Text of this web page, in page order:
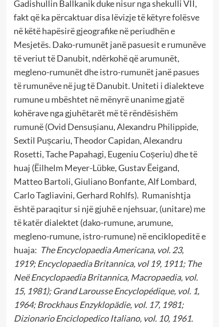
Gadishullin Ballkanik duke nisur nga shekulli VII,
fakt që ka përcaktuar disa lëvizje të këtyre folësve
në këtë hapësirë gjeografike në periudhën e
Mesjetës. Dako-rumunët janë pasuesit e rumunëve
të veriut të Danubit, ndërkohë që arumunët,
megleno-rumunët dhe istro-rumunët janë pasues
të rumunëve në jug të Danubit. Uniteti i dialekteve
rumune u mbështet në mënyrë unanime gjatë
kohërave nga gjuhëtarët më të rëndësishëm
rumunë (Ovid Densușianu, Alexandru Philippide,
Sextil Pușcariu, Theodor Capidan, Alexandru
Rosetti, Tache Papahagi, Eugeniu Coșeriu) dhe të
huaj (Ëilhelm Meyer-Lübke, Gustav Ëeigand,
Matteo Bartoli, Giuliano Bonfante, Alf Lombard,
Carlo Tagliavini, Gerhard Rohlfs). Rumanishtja
është paraqitur si një gjuhë e njehsuar, (unitare) me
të katër dialektet (dako-rumune, arumune,
megleno-rumune, istro-rumune) në enciklopeditë e
huaja: The Encyclopaedia Americana, vol. 23,
1919; Encyclopaedia Britannica, vol 19, 1911; The
Neë Encyclopaedia Britannica, Macropaedia, vol.
15, 1981); Grand Larousse Encyclopédique, vol. 1,
1964; Brockhaus Enzyklopädie, vol. 17, 1981;
Dizionario Enciclopedico Italiano, vol. 10, 1961.